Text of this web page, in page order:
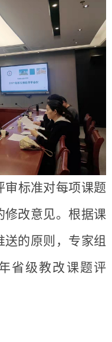
审标准对每项课题
修改意见。根据课
的原则，专家组
省级教改课题评